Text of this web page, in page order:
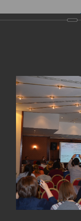
Презентации—Изменения
медицинское
изменения в
и СН
в